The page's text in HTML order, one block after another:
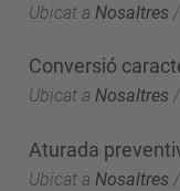
Ubicat a Nosaltres /
Conversió
Ubicat a Nosaltres /
Aturada
Ubicat a Nosaltres /